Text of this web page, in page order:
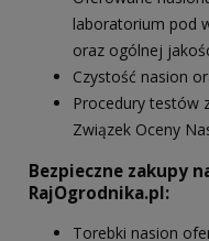
laboratorium pod
oraz ogólnej
Czystość nasion
Procedury testów
Związek Oceny
Bezpieczne zakupy
RajOgrodnika.pl:
Torebki nasion